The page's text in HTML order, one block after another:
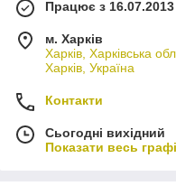
Працює з 16.07.2013
м. Харків
Харків, Харківська
Харків, Україна
Контакти
Сьогодні вихідний
Показати весь